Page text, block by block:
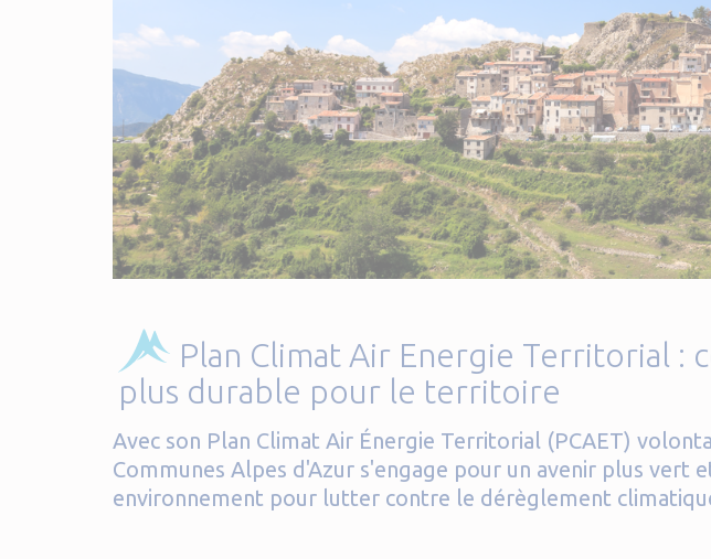
Plan Climat Air Energie Territorial :
plus durable pour le territoire
Avec son Plan Climat Air Énergie Territorial (PCAET)
Communes Alpes d'Azur s'engage pour un avenir plus vert
environnement pour lutter contre le dérèglement